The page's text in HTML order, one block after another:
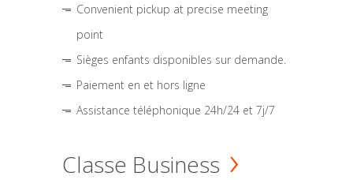
Convenient pickup at precise meeting
point
Sièges enfants disponibles sur demande.
Paiement en et hors ligne
Assistance téléphonique 24h/24 et 7j/7
Classe Business